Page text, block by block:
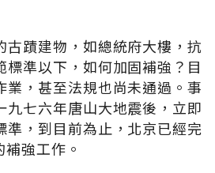
古蹟建物，如總統府大樓，抗
標準以下，如何加固補強？目
業，甚至法規也尚未通過。事
九七六年唐山大地震後，立即
準，到目前為止，北京已經完
強工作。